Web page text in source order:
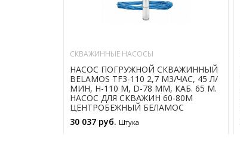
СКВАЖИННЫЕ НАСОСЫ
НАСОС ПОГРУЖНОЙ СКВАЖИННЫЙ
BELAMOS TF3-110 2,7 М3/ЧАС, 45 Л/
МИН, Н-110 М, D-78 ММ, КАБ. 65 М.
НАСОС ДЛЯ СКВАЖИН 60-80М
ЦЕНТРОБЕЖНЫЙ БЕЛАМОС
30 037 руб. Штука